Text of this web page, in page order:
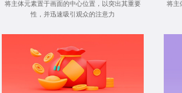
将主体元素置于画面的中心位置，以突出其重要
性，并迅速吸引观众的注意力
将主